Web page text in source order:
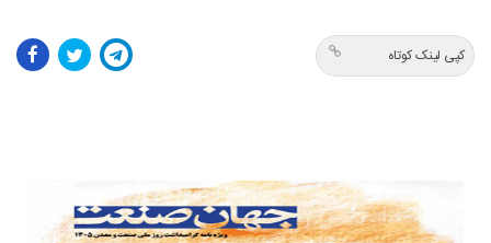
کپی لینک کوتاه